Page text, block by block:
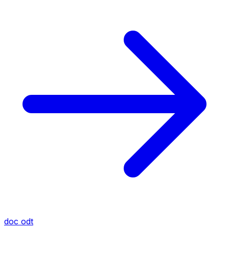
doc odt